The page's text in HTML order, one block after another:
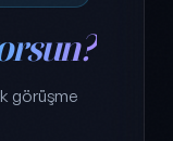
görüşme